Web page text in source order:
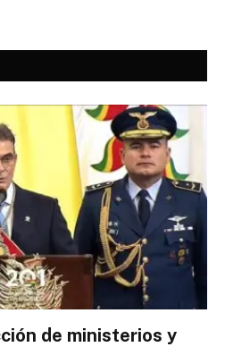
de ministerios y